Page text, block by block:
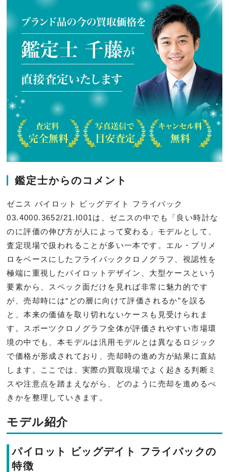
鑑定士からのコメント
ゼニス パイロット ビッグデイト フライバック
03.4000.3652/21.I001は、ゼニスの中でも「良い時計な
のに評価の伸び方が人によって変わる」モデルとして、
査定現場で扱われることが多い一本です。エル・プリメ
ロをベースにしたフライバッククロノグラフ、視認性を
極端に重視したパイロットデザイン、大型ケースという
要素から、スペック面だけを見れば非常に魅力的です
が、売却時には“どの層に向けて評価されるか”を誤る
と、本来の価値を取り切れないケースも見受けられま
す。スポーツクロノグラフ全体が評価されやすい市場環
境の中でも、本モデルは汎用モデルとは異なるロジック
で価格が形成されており、売却時の進め方が結果に直結
します。ここでは、実際の買取現場でよく起きる判断ミ
スや注意点を踏まえながら、どのように売却を進めるべ
きかを整理していきます。
モデル紹介
パイロット ビッグデイト フライバックの
特徴